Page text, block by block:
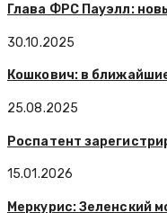
Глава ФРС Пауэлл:
30.10.2025
Кошкович: в
25.08.2025
Роспатент
15.01.2026
Меркурис: Зеленский